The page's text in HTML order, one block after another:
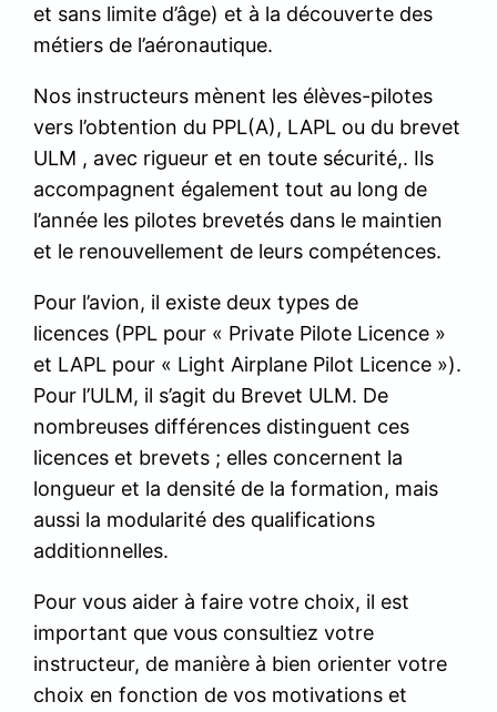
et sans limite d’âge) et à la découverte des
métiers de l’aéronautique.
Nos instructeurs mènent les élèves-pilotes
vers l’obtention du PPL(A), LAPL ou du brevet
ULM , avec rigueur et en toute sécurité,. Ils
accompagnent également tout au long de
l’année les pilotes brevetés dans le maintien
et le renouvellement de leurs compétences.
Pour l’avion, il existe deux types de
licences (PPL pour « Private Pilote Licence »
et LAPL pour « Light Airplane Pilot Licence »).
Pour l’ULM, il s’agit du Brevet ULM. De
nombreuses différences distinguent ces
licences et brevets ; elles concernent la
longueur et la densité de la formation, mais
aussi la modularité des qualifications
additionnelles.
Pour vous aider à faire votre choix, il est
important que vous consultiez votre
instructeur, de manière à bien orienter votre
choix en fonction de vos motivations et